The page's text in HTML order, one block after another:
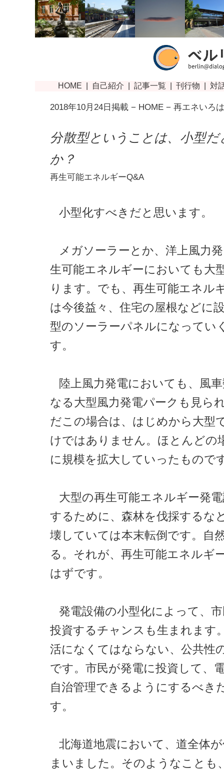
2018年10月24日掲載 − HOME − 再エネいろ
分散型ということは、小型だ
か？
再生可能エネルギーQ&A
小型化すべきだと思います。
メガソーラーとか、洋上風力
生可能エネルギーにおいても大
ります。でも、再生可能エネル
は今後益々、住宅の屋根などに
型のソーラーパネルになってい
す。
陸上風力発電においても、風
なる大型風力発電パークも見ら
だこの場合は、はじめから大型
けではありません。ほとんどの
に規模を拡大していったもので
大型の再生可能エネルギー発
するために、森林を伐採するな
壊していては本末転倒です。自
る。それが、再生可能エネルギ
はずです。
発電設備の小型化によって、
投資するチャンスも生まれます
活になくてはならない、公共性
です。市民が発電に投資して、
自治管理できるようにするべき
す。
北海道地震において、道全体
まいました。そのようなことも